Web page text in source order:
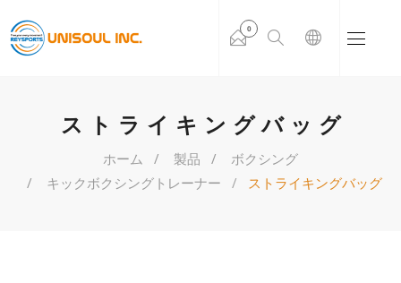
0
ストライキングバッグ
ホーム 製品
ボクシング
キックボクシングトレーナー
ストライキングバッグ